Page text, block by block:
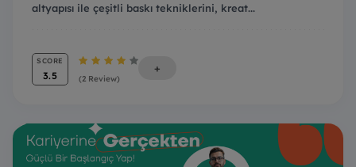
altyapısı ile çeşitli baskı tekniklerini, kreat...
SCORE
3.5 (2 Review)
+